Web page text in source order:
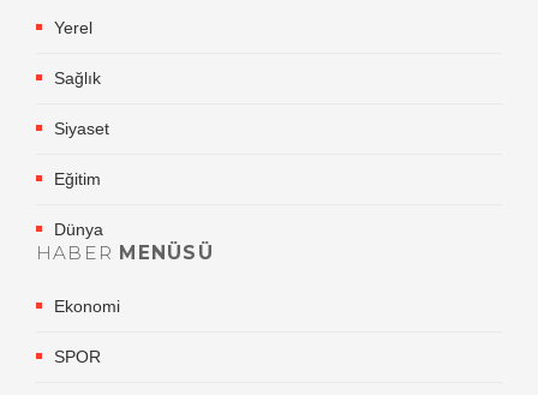
Yerel
Sağlık
Siyaset
Eğitim
Dünya
HABER MENÜSÜ
Ekonomi
SPOR